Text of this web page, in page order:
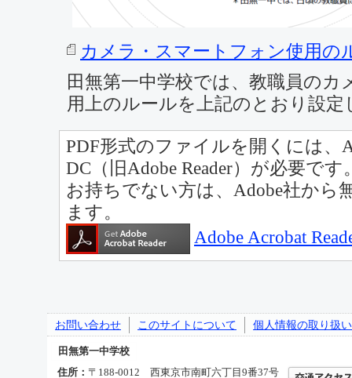
カメラ・スマートフォン使用の
田無第一中学校では、教職員の
用上のルールを上記のとおり設定
PDF形式のファイルを開くには、
DC（旧Adobe Reader）が必要です
お持ちでない方は、Adobe社から
ます。
Adobe Acrobat
お問い合わせ このサイトについて 個人情報の取り扱い
田無第一中学校
住所： 〒188-0012 西東京市南町六丁目9番37号